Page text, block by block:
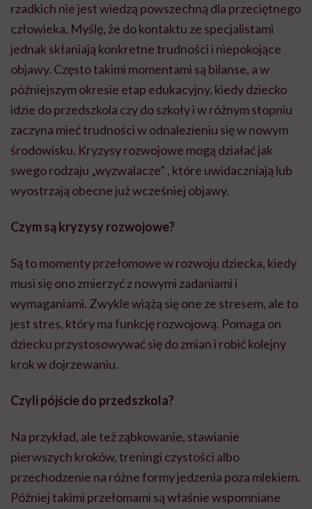
rzadkich nie jest wiedzą powszechną dla przeciętnego
człowieka. Myślę, że do kontaktu ze specjalistami
jednak skłaniają konkretne trudności i niepokojące
objawy. Często takimi momentami są bilanse, a w
późniejszym okresie etap edukacyjny, kiedy dziecko
idzie do przedszkola czy do szkoły i w różnym stopniu
zaczyna mieć trudności w odnalezieniu się w nowym
środowisku. Kryzysy rozwojowe mogą działać jak
swego rodzaju „wyzwalacze” , które uwidaczniają lub
wyostrzają obecne już wcześniej objawy.
Czym są kryzysy rozwojowe?
Są to momenty przełomowe w rozwoju dziecka, kiedy
musi się ono zmierzyć z nowymi zadaniami i
wymaganiami. Zwykle wiążą się one ze stresem, ale to
jest stres, który ma funkcję rozwojową. Pomaga on
dziecku przystosowywać się do zmian i robić kolejny
krok w dojrzewaniu.
Czyli pójście do przedszkola?
Na przykład, ale też ząbkowanie, stawianie
pierwszych kroków, treningi czystości albo
przechodzenie na różne formy jedzenia poza mlekiem.
Później takimi przełomami są właśnie wspomniane